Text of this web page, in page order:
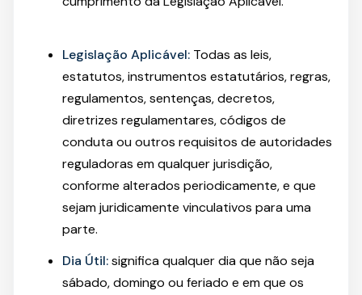
Legislação Aplicável: Todas as leis,
estatutos, instrumentos estatutários, regras,
regulamentos, sentenças, decretos,
diretrizes regulamentares, códigos de
conduta ou outros requisitos de autoridades
reguladoras em qualquer jurisdição,
conforme alterados periodicamente, e que
sejam juridicamente vinculativos para uma
parte.
Dia Útil:significa qualquer dia que não seja
sábado, domingo ou feriado e em que os